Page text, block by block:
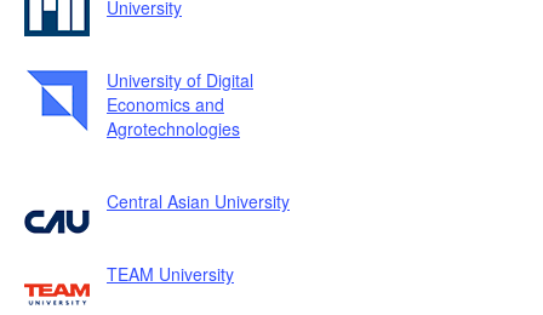
University
University of Digital
Economics and
Agrotechnologies
Central Asian University
TEAM University